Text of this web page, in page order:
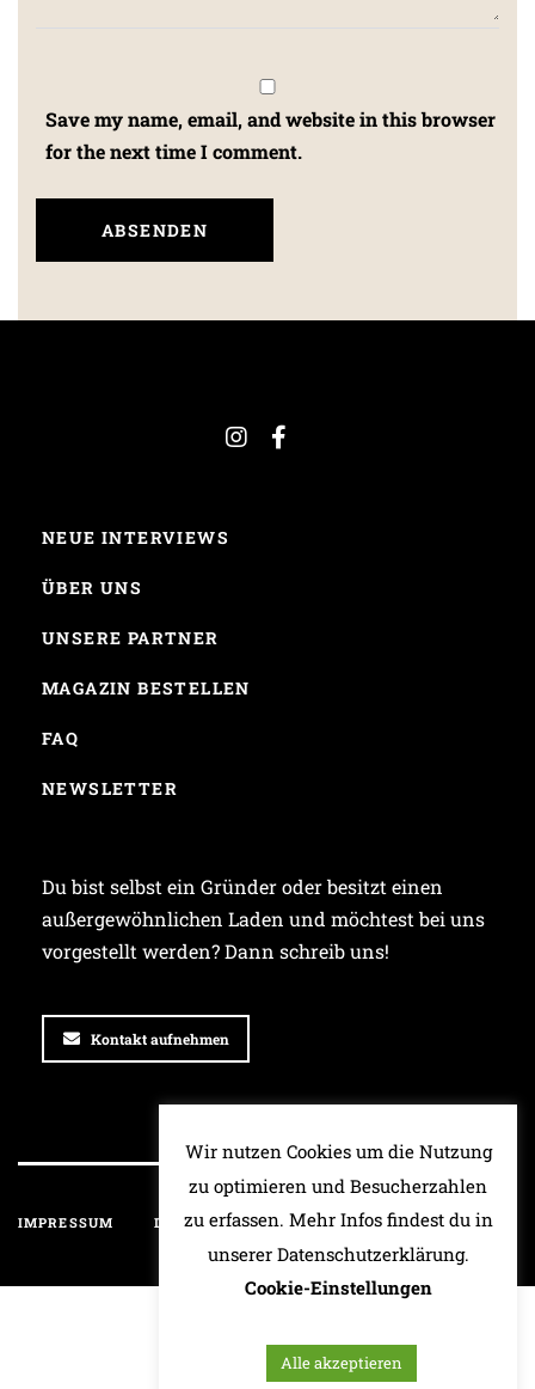
Save my name, email, and website in this browser
for the next time I comment.
NEUE INTERVIEWS
ÜBER UNS
UNSERE PARTNER
MAGAZIN BESTELLEN
FAQ
NEWSLETTER
Du bist selbst ein Gründer oder besitzt einen
außergewöhnlichen Laden und möchtest bei uns
vorgestellt werden? Dann schreib uns!
Kontakt aufnehmen
IMPRESSUM DATENSCHUTZ HAFTUNGSAUSSCHLUSS
Wir nutzen Cookies um die Nutzung
zu optimieren und Besucherzahlen
zu erfassen. Mehr Infos findest du in
unserer Datenschutzerklärung.
Cookie-Einstellungen
Alle akzeptieren